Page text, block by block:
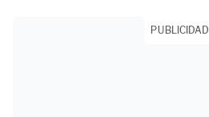
PUBLICIDAD